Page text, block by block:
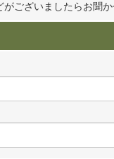
ございましたらお聞